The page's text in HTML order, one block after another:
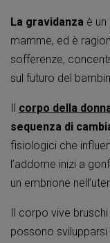
La gravidanza è
mamme, ed è
sofferenze,
sul futuro del
corpo della
sequenza di
fisiologici che
l’addome inizi a
un embrione
Il corpo vive
possono